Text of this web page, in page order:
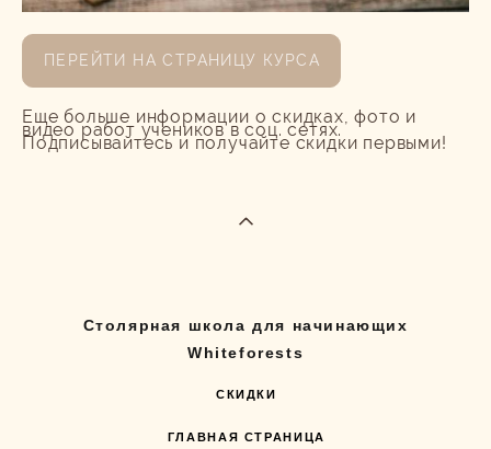
ПЕРЕЙТИ НА СТРАНИЦУ КУРСА
Еще больше информации о скидках, фото и
видео работ учеников в соц. сетях.
Подписывайтесь и получайте скидки первыми!
Столярная школа для начинающих
Whiteforests
СКИДКИ
ГЛАВНАЯ СТРАНИЦА